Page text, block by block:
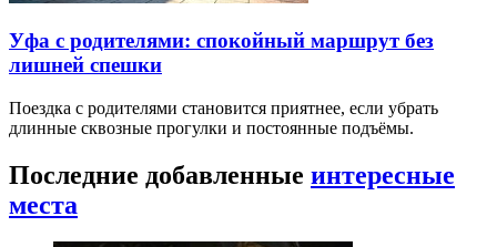
Уфа с родителями: спокойный маршрут без
лишней спешки
Поездка с родителями становится приятнее, если убрать
длинные сквозные прогулки и постоянные подъёмы.
Последние добавленные интересные
места